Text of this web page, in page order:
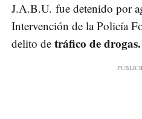
J.A.B.U. fue detenido por
Intervención de la Policía
delito de tráfico de drogas.